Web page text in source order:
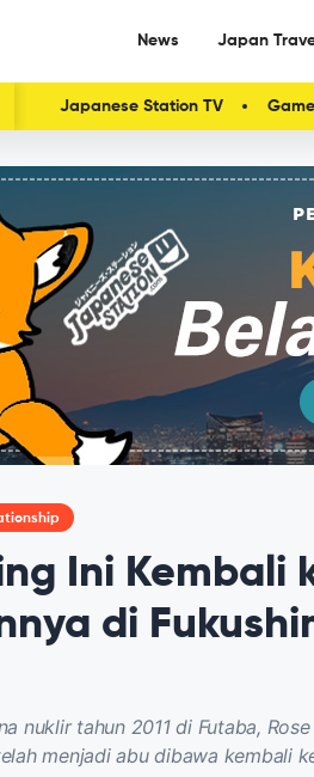
News Japan
Japanese Station TV
Ini Kembali
di
nuklir tahun 2011 di Futaba,
menjadi abu dibawa kembali